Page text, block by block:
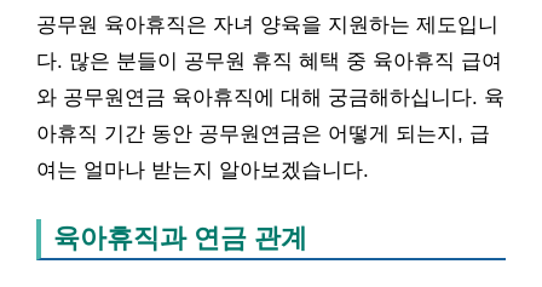
공무원 육아휴직은 자녀 양육을 지원하는 제도입니
다. 많은 분들이 공무원 휴직 혜택 중 육아휴직 급여
와 공무원연금 육아휴직에 대해 궁금해하십니다. 육
아휴직 기간 동안 공무원연금은 어떻게 되는지, 급
여는 얼마나 받는지 알아보겠습니다.
육아휴직과 연금 관계